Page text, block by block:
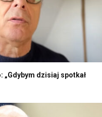
dzisiaj spotkał